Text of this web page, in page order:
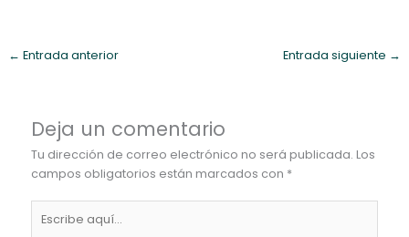
← Entrada anterior Entrada siguiente →
Deja un comentario
Tu dirección de correo electrónico no será publicada. Los
campos obligatorios están marcados con *
aquí...